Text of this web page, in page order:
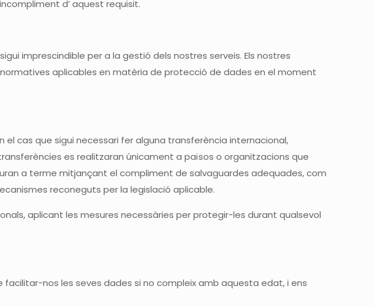
d’ aquest requisit.
imprescindible per a la gestió dels nostres serveis. Els nostres
aplicables en matèria de protecció de dades en el moment
cas que sigui necessari fer alguna transferència internacional,
es realitzaran únicament a països o organitzacions que
a terme mitjançant el compliment de salvaguardes adequades, com
reconeguts per la legislació aplicable.
aplicant les mesures necessàries per protegir-les durant qualsevol
nos les seves dades si no compleix amb aquesta edat, i ens